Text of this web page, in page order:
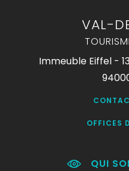
VAL-
Immeuble Eiffel -
OFFICES
QUI